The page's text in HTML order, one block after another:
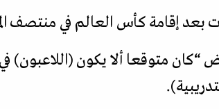
بعد إقامة كأس العالم في منتصف
“كان متوقعا ألا يكون (اللاعبون)